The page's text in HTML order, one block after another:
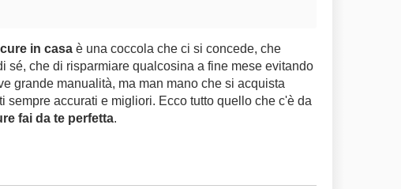
in casa è una coccola che ci si concede, che
sé, che di risparmiare qualcosina a fine mese evitando
grande manualità, ma man mano che si acquista
sempre accurati e migliori. Ecco tutto quello che c'è da
fai da te perfetta.